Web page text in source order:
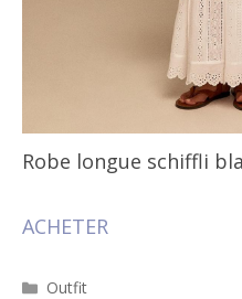
Robe longue schiffli
ACHETER
Catégories
Outfit